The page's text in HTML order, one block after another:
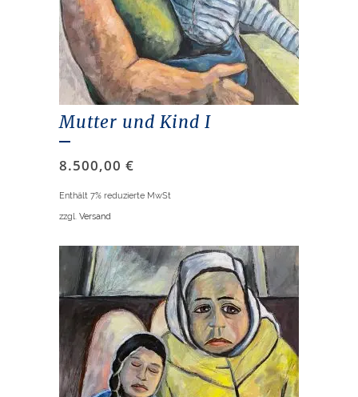
Mutter und Kind I
8.500,00 €
Enthält 7% reduzierte MwSt
zzgl. Versand